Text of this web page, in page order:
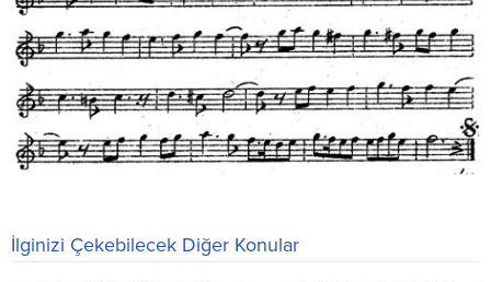
İlginizi Çekebilecek Diğer Konular